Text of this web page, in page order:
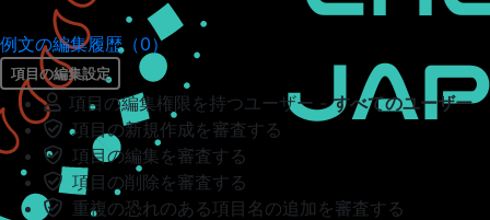
例文の編集履歴（0）
項目の編集設定
項目の編集権限を持つユーザー -すべてのユーザー
項目の新規作成を審査する
項目の編集を審査する
項目の削除を審査する
重複の恐れのある項目名の追加を審査する